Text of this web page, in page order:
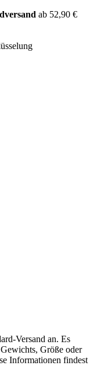
ab 52,90 €
Versand an. Es
Größe oder
Informationen findest